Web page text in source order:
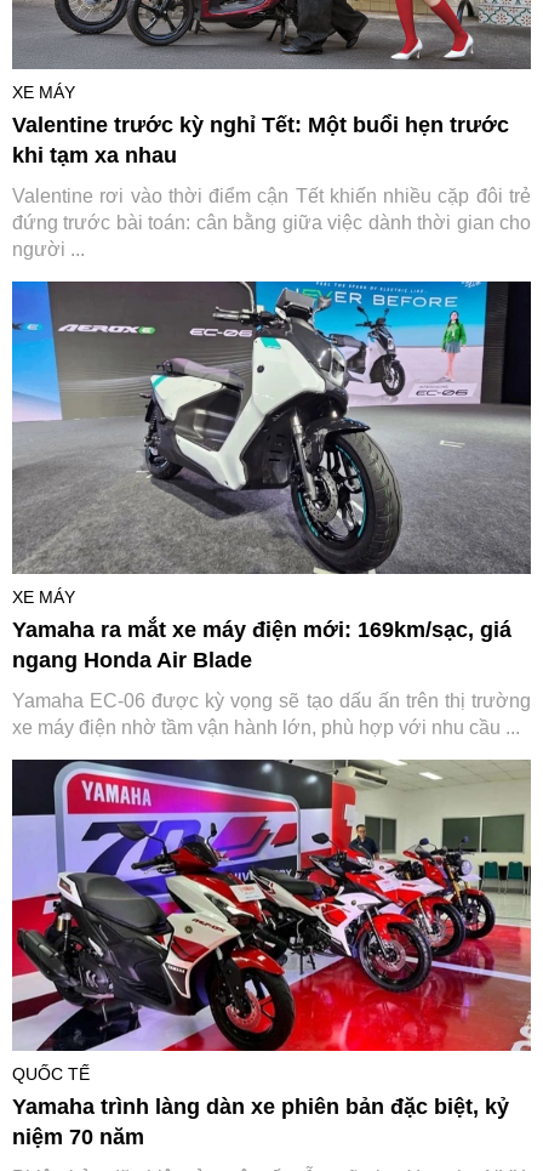
XE MÁY
Valentine trước kỳ nghỉ Tết: Một buổi hẹn trước
khi tạm xa nhau
Valentine rơi vào thời điểm cận Tết khiến nhiều cặp đôi trẻ
đứng trước bài toán: cân bằng giữa việc dành thời gian cho
người ...
XE MÁY
Yamaha ra mắt xe máy điện mới: 169km/sạc, giá
ngang Honda Air Blade
Yamaha EC-06 được kỳ vọng sẽ tạo dấu ấn trên thị trường
xe máy điện nhờ tầm vận hành lớn, phù hợp với nhu cầu ...
QUỐC TẾ
Yamaha trình làng dàn xe phiên bản đặc biệt, kỷ
niệm 70 năm